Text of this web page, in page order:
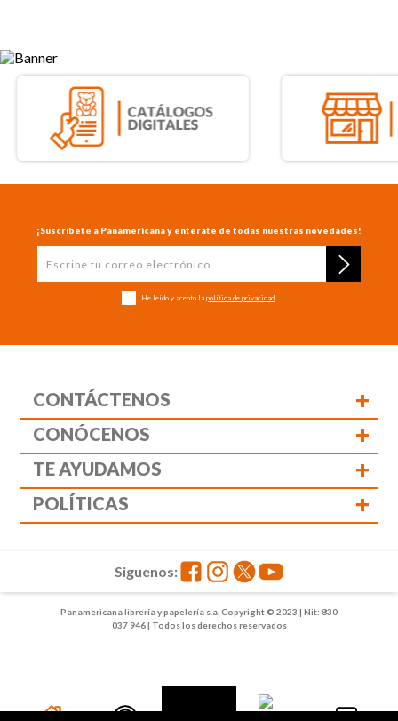
¡Suscríbete a Panamericana y entérate de todas nuestras novedades!
He leído y acepto la política de privacidad
CONTÁCTENOS +
CONÓCENOS +
TE AYUDAMOS +
POLÍTICAS +
Panamericana librería y papelería s.a. Copyright © 2023 | Nit: 830
037 946 | Todos los derechos reservados
Siguenos: